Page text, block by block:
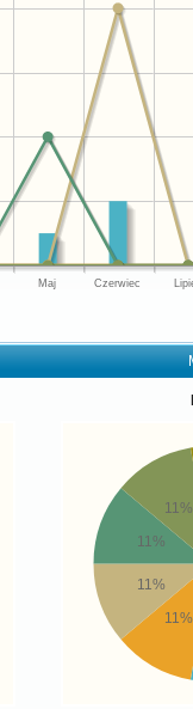
Maj Czerwiec
11%
11%
11%
11%